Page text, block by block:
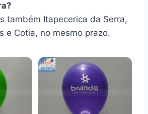
também Itapecerica da Serra,
e Cotia, no mesmo prazo.